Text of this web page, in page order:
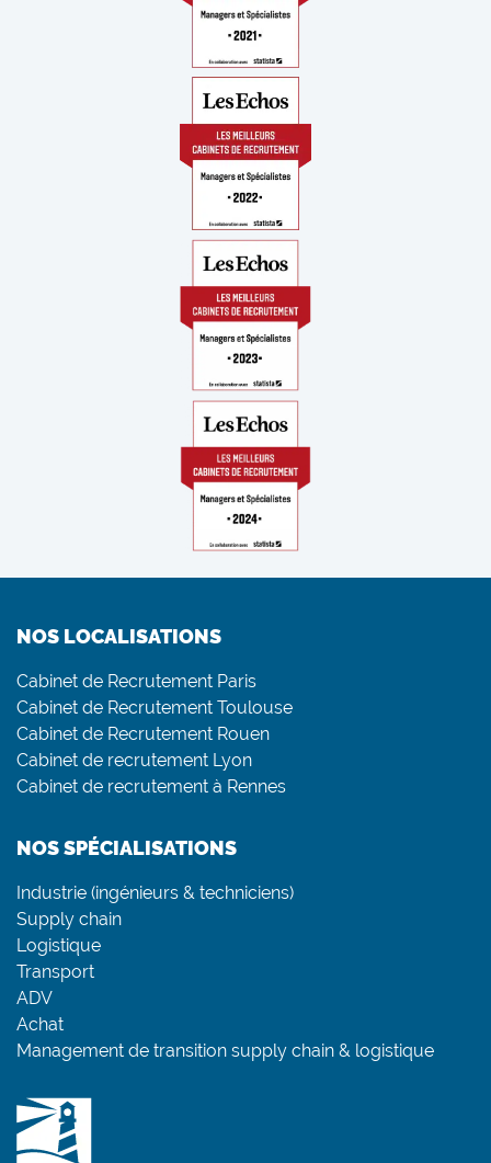
NOS LOCALISATIONS
Cabinet de Recrutement Paris
Cabinet de Recrutement Toulouse
Cabinet de Recrutement Rouen
Cabinet de recrutement Lyon
Cabinet de recrutement à Rennes
NOS SPÉCIALISATIONS
Industrie (ingénieurs & techniciens)
Supply chain
Logistique
Transport
ADV
Achat
Management de transition supply chain & logistique